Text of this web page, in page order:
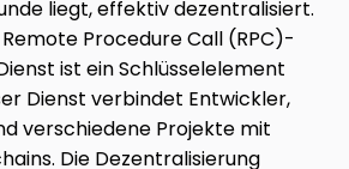
liegt, effektiv dezentralisiert.
Procedure Call (RPC)-
ist ein Schlüsselelement
Dienst verbindet Entwickler,
verschiedene Projekte mit
Die Dezentralisierung